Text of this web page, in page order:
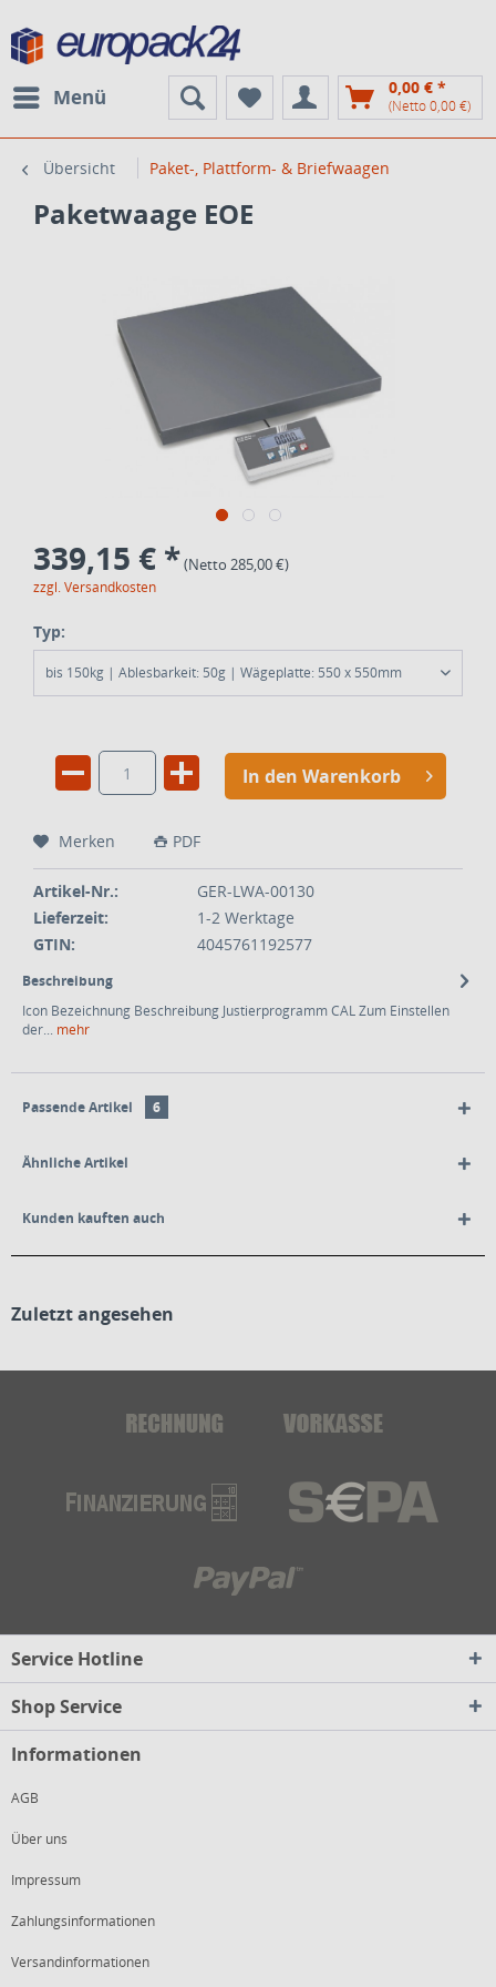
Menü 0,00 € *
(Netto 0,00 €)
Übersicht Paket-, Plattform- & Briefwaagen
Paketwaage EOE
339,15 € *(Netto 285,00 €)
zzgl. Versandkosten
Typ:
bis 150kg | Ablesbarkeit: 50g | Wägeplatte: 550 x 550mm
In den Warenkorb
Merken PDF
Artikel-Nr.:
GER-LWA-00130
Lieferzeit:
1-2 Werktage
GTIN:
4045761192577
Beschreibung
Icon Bezeichnung Beschreibung Justierprogramm CAL Zum Einstellen
der... mehr
Passende Artikel 6
Ähnliche Artikel
Kunden kauften auch
Zuletzt angesehen
Service Hotline
Shop Service
Informationen
AGB
Über uns
Impressum
Zahlungsinformationen
Versandinformationen